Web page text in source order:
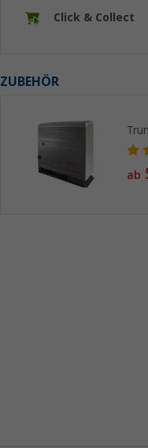
Click & Collect
ZUBEHÖR
ab